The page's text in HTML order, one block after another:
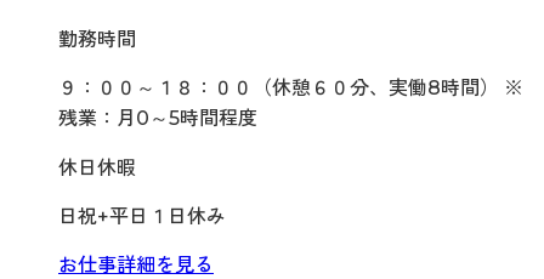
勤務時間
９：００～１８：００（休憩６０分、実働8時間） ※
残業：月0～5時間程度
休日休暇
日祝+平日１日休み
お仕事詳細を見る